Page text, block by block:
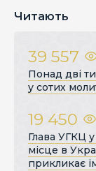
Читають
39 557
Понад дві
у сотих
19 450
Глава УГКЦ
місце в
прикликає